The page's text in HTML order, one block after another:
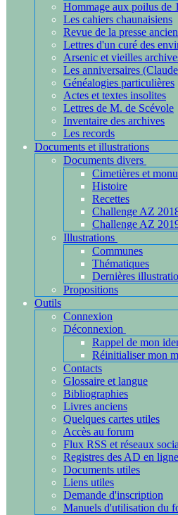
Hommage aux poilus de
Les cahiers chaunaisiens
Revue de la presse
Lettres d'un curé des
Arsenic et vieilles
Les anniversaires
Généalogies particulières
Actes et textes insolites
Lettres de M. de Scévole
Inventaire des archives
Les records
Documents et illustrations
Documents divers
Cimetières et
Histoire
Recettes
Challenge AZ
Challenge AZ
Illustrations
Communes
Thématiques
Dernières
Propositions
Outils
Connexion
Déconnexion
Rappel de mon
Réinitialiser mon
Contacts
Glossaire et langue
Bibliographies
Livres anciens
Quelques cartes utiles
Accès au forum
Flux RSS et réseaux
Registres des AD en ligne
Documents utiles
Liens utiles
Demande d'inscription
Manuels d'utilisation du